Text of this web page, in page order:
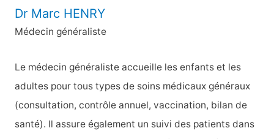
e
r
h
e
r
Dr Marc HENRY
Médecin généraliste
Le médecin généraliste accueille les enfants et les
adultes pour tous types de soins médicaux généraux
(consultation, contrôle annuel, vaccination, bilan de
santé). Il assure également un suivi des patients dans